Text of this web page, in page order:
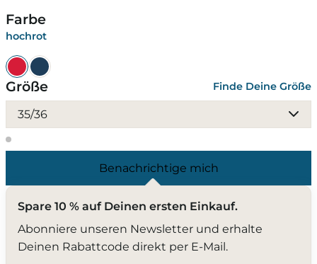
Farbe
hochrot
Größe Finde Deine Größe
35/36
Benachrichtige mich
Spare 10 % auf Deinen ersten Einkauf.
Abonniere unseren Newsletter und erhalte
Deinen Rabattcode direkt per E-Mail.